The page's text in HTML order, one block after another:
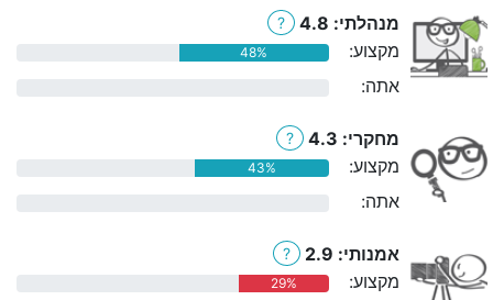
מנהלתי: 4.8 ?
מקצוע: 48%
אתה:
מחקרי: 4.3 ?
מקצוע: 43%
אתה:
אמנותי: 2.9 ?
מקצוע: 29%